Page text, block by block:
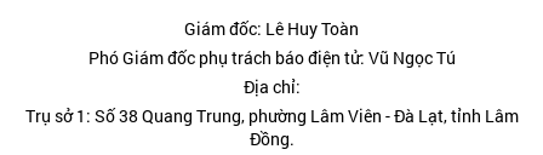
Giám đốc: Lê Huy Toàn
Phó Giám đốc phụ trách báo điện tử: Vũ Ngọc Tú
Địa chỉ:
Trụ sở 1: Số 38 Quang Trung, phường Lâm Viên - Đà Lạt, tỉnh Lâm
Đồng.